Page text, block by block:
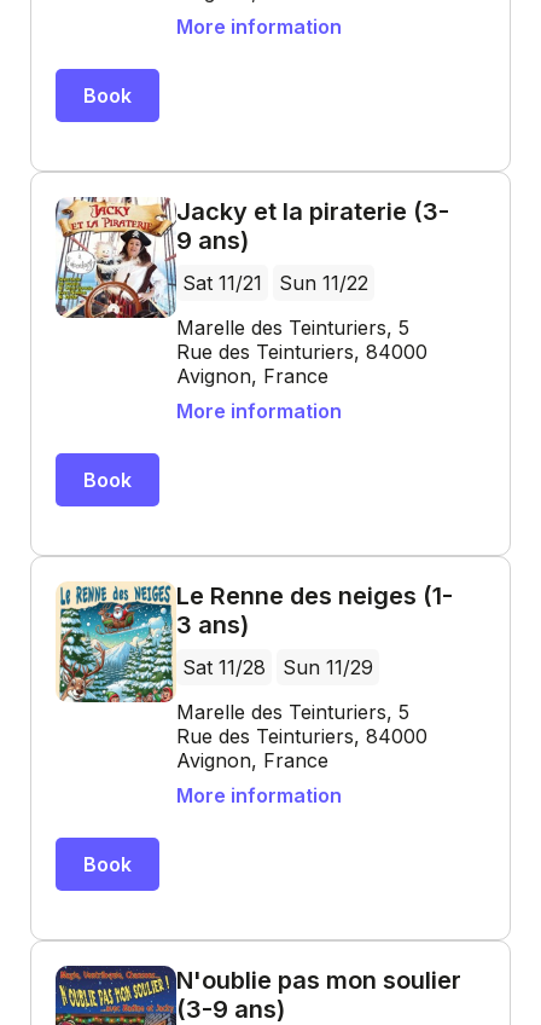
More information
Book
Jacky et la piraterie (3-
9 ans)
Sat 11/21
Sun 11/22
Marelle des Teinturiers, 5
Rue des Teinturiers, 84000
Avignon, France
More information
Book
Le Renne des neiges (1-
3 ans)
Sat 11/28
Sun 11/29
Marelle des Teinturiers, 5
Rue des Teinturiers, 84000
Avignon, France
More information
Book
N'oublie pas mon soulier
(3-9 ans)